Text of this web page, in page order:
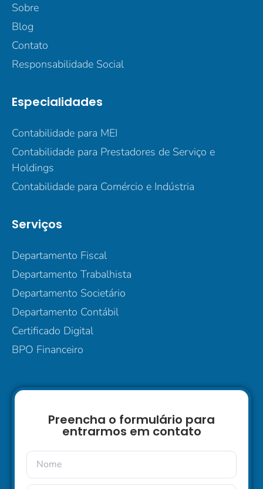
Sobre
Blog
Contato
Responsabilidade Social
Especialidades
Contabilidade para MEI
Contabilidade para Prestadores de Serviço e
Holdings
Contabilidade para Comércio e Indústria
Serviços
Departamento Fiscal
Departamento Trabalhista
Departamento Societário
Departamento Contábil
Certificado Digital
BPO Financeiro
Preencha o formulário para
entrarmos em contato